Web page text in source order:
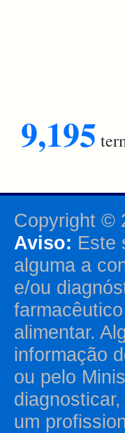
9,195
Copyright ©
Aviso: Este
alguma a
e/ou
alimentar.
informação
ou pelo
um